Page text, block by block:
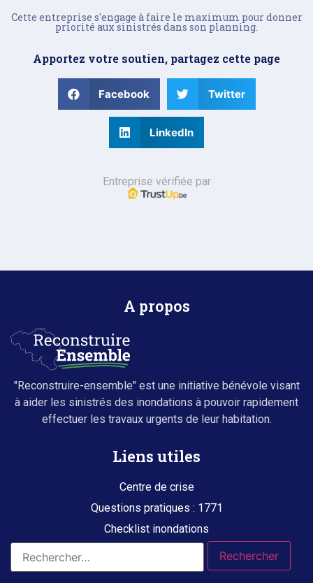
Cette entreprise s'engage à faire le maximum pour donner
priorité aux sinistrés dans son planning.
Apportez votre soutien, partagez cette page
Facebook Twitter
LinkedIn
Entreprise vérifiée par
A propos
"Reconstruire-ensemble" est une initiative bénévole visant
à aider les sinistrés des inondations à pouvoir rapidement
effectuer les travaux urgents de leur habitation.
Liens utiles
Centre de crise
Questions pratiques : 1771
Checklist inondations